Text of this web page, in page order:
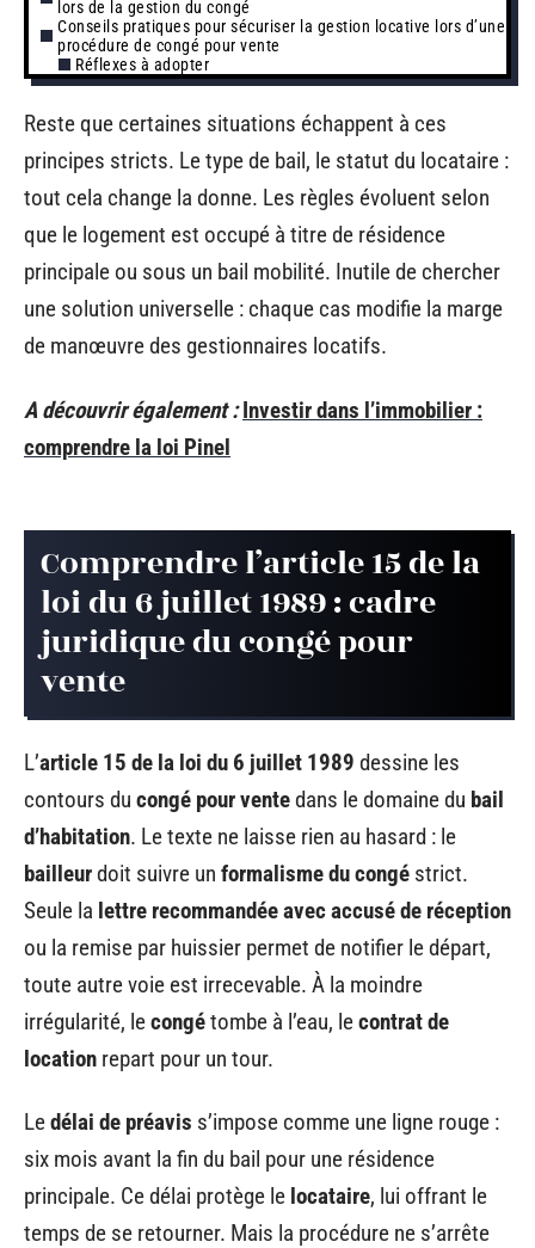
lors de la gestion du congé
Conseils pratiques pour sécuriser la gestion locative lors d’une
procédure de congé pour vente
Réflexes à adopter
Reste que certaines situations échappent à ces
principes stricts. Le type de bail, le statut du locataire :
tout cela change la donne. Les règles évoluent selon
que le logement est occupé à titre de résidence
principale ou sous un bail mobilité. Inutile de chercher
une solution universelle : chaque cas modifie la marge
de manœuvre des gestionnaires locatifs.
A découvrir également : Investir dans l’immobilier :
comprendre la loi Pinel
Comprendre l’article 15 de la
loi du 6 juillet 1989 : cadre
juridique du congé pour
vente
L’article 15 de la loi du 6 juillet 1989 dessine les
contours du congé pour ventedans le domaine du bail
d’habitation. Le texte ne laisse rien au hasard : le
bailleurdoit suivre un formalisme du congé strict.
Seule la lettre recommandée avec accusé de réception
ou la remise par huissier permet de notifier le départ,
toute autre voie est irrecevable. À la moindre
irrégularité, lecongétombe à l’eau, lecontrat de
location repart pour un tour.
Ledélai de préavis s’impose comme une ligne rouge :
six mois avant la fin du bail pour une résidence
principale. Ce délai protège le locataire, lui offrant le
temps de se retourner. Mais la procédure ne s’arrête